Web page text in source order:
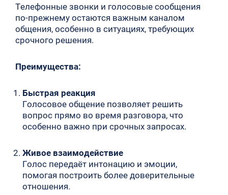
Телефонные звонки и голосовые сообщения
по-прежнему остаются важным каналом
общения, особенно в ситуациях, требующих
срочного решения.
Преимущества:
Быстрая реакция
Голосовое общение позволяет решить
вопрос прямо во время разговора, что
особенно важно при срочных запросах.
Живое взаимодействие
Голос передаёт интонацию и эмоции,
помогая построить более доверительные
отношения.